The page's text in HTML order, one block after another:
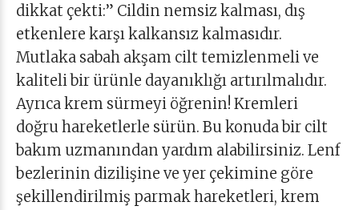
dikkat çekti:” Cildin nemsiz kalması, dış
etkenlere karşı kalkansız kalmasıdır.
Mutlaka sabah akşam cilt temizlenmeli ve
kaliteli bir ürünle dayanıklığı artırılmalıdır.
Ayrıca krem sürmeyi öğrenin! Kremleri
doğru hareketlerle sürün. Bu konuda bir cilt
bakım uzmanından yardım alabilirsiniz. Lenf
bezlerinin dizilişine ve yer çekimine göre
şekillendirilmiş parmak hareketleri, krem